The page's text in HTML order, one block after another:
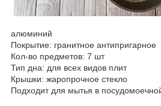
алюминий
Покрытие: гранитное антипригарное
Кол-во предметов: 7 шт
Тип дна: для всех видов плит
Крышки: жаропрочное стекло
Подходит для мытья в